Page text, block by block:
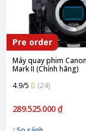
Pre order
Máy quay phim
Mark II (Chính hãng)
4.9/5
(24)
289.525.000 ₫